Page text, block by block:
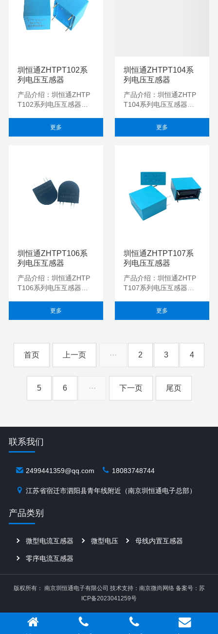
更多
圳恒通ZHTPT102系
列电压互感器
产品介绍：圳恒通ZHTP
T102系列电压互感器用
号准确变换为低电平的交
更多
圳恒通ZHTPT104系
列电压互感器
产品介绍：圳恒通ZHTP
T104系列电压互感器用
号准确变换为低电平的交
更多
圳恒通ZHTPT106系
列电压互感器
产品介绍：圳恒通ZHTP
T106系列电压互感器用
号准确变换为低电平的交
更多
圳恒通ZHTPT107系
列电压互感器
产品介绍：圳恒通ZHTP
T107系列电压互感器用
号准确变换为低电平的交
首页 上一页 ··· 2 3 4
5 6 ··· 下一页 尾页
联系我们
2499441359@qq.com 18083748744
江苏省宿迁市泗阳县青年线附近（南京圳恒通电子总部）
产品类别
微型电流互感器 微型电压 母线内置互感器
零序电流互感器
版权所有： 南京圳恒通电子有限公司 技术支持：南京微尚网络 备案号：苏
ICP备2023041259号